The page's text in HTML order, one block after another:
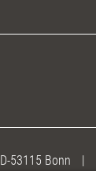
D-53115 Bonn |